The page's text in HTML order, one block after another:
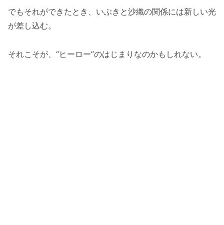
でもそれができたとき、いぶきと沙織の関係には新しい光
が差し込む。
それこそが、“ヒーロー”のはじまりなのかもしれない。